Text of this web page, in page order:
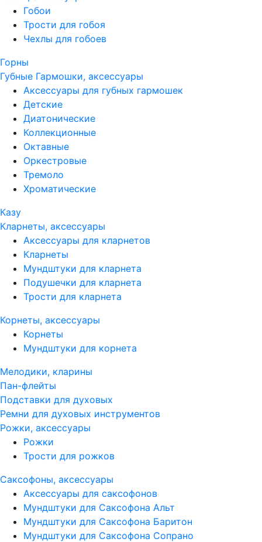
Гобои
Трости для гобоя
Чехлы для гобоев
Горны
Губные Гармошки, аксессуары
Аксессуары для губных гармошек
Детские
Диатонические
Коллекционные
Октавные
Оркестровые
Тремоло
Хроматические
Казу
Кларнеты, аксессуары
Аксессуары для кларнетов
Кларнеты
Мундштуки для кларнета
Подушечки для кларнета
Трости для кларнета
Корнеты, аксессуары
Корнеты
Мундштуки для корнета
Мелодики, кларины
Пан-флейты
Подставки для духовых
Ремни для духовых инструментов
Рожки, аксессуары
Рожки
Трости для рожков
Саксофоны, аксессуары
Аксессуары для саксофонов
Мундштуки для Саксофона Альт
Мундштуки для Саксофона Баритон
Мундштуки для Саксофона Сопрано